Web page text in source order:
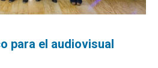
para el audiovisual